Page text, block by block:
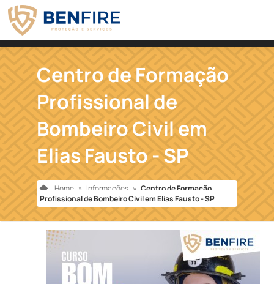
Centro de Formação
Profissional de
Bombeiro Civil em
Elias Fausto - SP
Home » Informações » Centro de Formação
Profissional de Bombeiro Civil em Elias Fausto - SP